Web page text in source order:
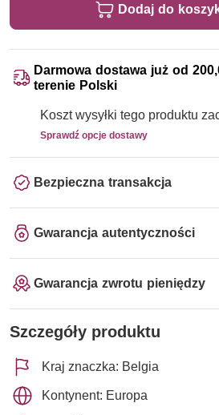
Dodaj do
Darmowa dostawa już od
terenie Polski
Koszt wysyłki tego produktu
Sprawdź opcje dostawy
Bezpieczna transakcja
Gwarancja autentyczności
Gwarancja zwrotu pieniędzy
Szczegóły produktu
Kraj znaczka: Belgia
Kontynent: Europa